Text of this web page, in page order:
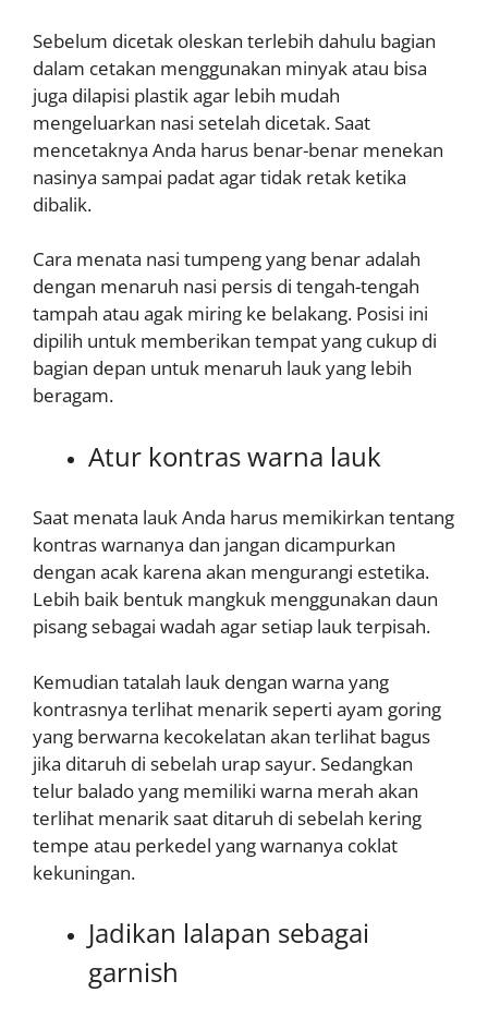
Sebelum dicetak oleskan terlebih dahulu bagian
dalam cetakan menggunakan minyak atau bisa
juga dilapisi plastik agar lebih mudah
mengeluarkan nasi setelah dicetak. Saat
mencetaknya Anda harus benar-benar menekan
nasinya sampai padat agar tidak retak ketika
dibalik.
Cara menata nasi tumpeng yang benar adalah
dengan menaruh nasi persis di tengah-tengah
tampah atau agak miring ke belakang. Posisi ini
dipilih untuk memberikan tempat yang cukup di
bagian depan untuk menaruh lauk yang lebih
beragam.
Atur kontras warna lauk
Saat menata lauk Anda harus memikirkan tentang
kontras warnanya dan jangan dicampurkan
dengan acak karena akan mengurangi estetika.
Lebih baik bentuk mangkuk menggunakan daun
pisang sebagai wadah agar setiap lauk terpisah.
Kemudian tatalah lauk dengan warna yang
kontrasnya terlihat menarik seperti ayam goring
yang berwarna kecokelatan akan terlihat bagus
jika ditaruh di sebelah urap sayur. Sedangkan
telur balado yang memiliki warna merah akan
terlihat menarik saat ditaruh di sebelah kering
tempe atau perkedel yang warnanya coklat
kekuningan.
Jadikan lalapan sebagai
garnish